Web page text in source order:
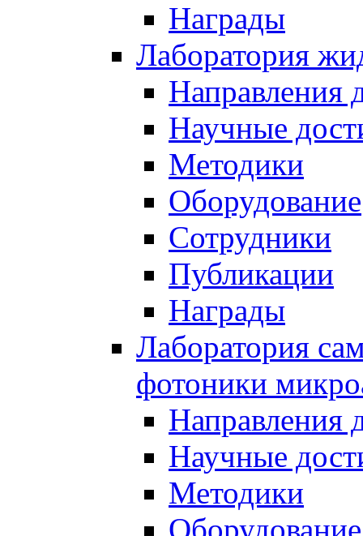
Награды
Лаборатория
Направления
Научные
Методики
Оборудование
Сотрудники
Публикации
Награды
Лаборатория
фотоники
Направления
Научные
Методики